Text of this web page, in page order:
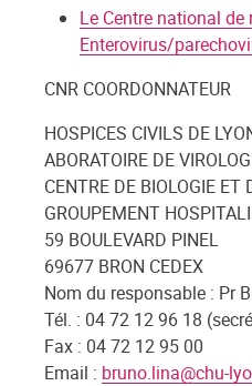
Le Centre national de
Enterovirus/
CNR COORDONNATEUR
HOSPICES CIVILS DE
ABORATOIRE DE
CENTRE DE BIOLOGIE ET
GROUPEMENT
59 BOULEVARD PINEL
69677 BRON CEDEX
Nom du responsable : Pr
Tél. : 04 72 12 96 18
Fax : 04 72 12 95 00
Email : bruno.lina@chu-